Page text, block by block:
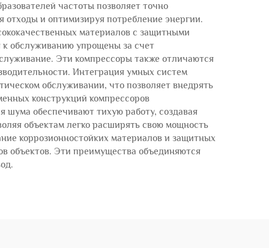
частоты позволяет точно
отходы и оптимизируя потребление энергии.
материалов с защитными
обслуживанию упрощены за счет
Эти компрессоры также отличаются
Интеграция умных систем
обслуживании, что позволяет внедрять
конструкций компрессоров
шума обеспечивают тихую работу, создавая
объектам легко расширять свою мощность
коррозионностойких материалов и защитных
объектов. Эти преимущества объединяются